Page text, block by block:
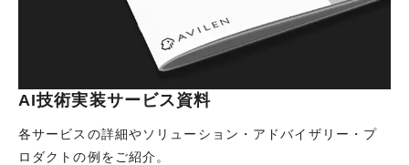
AI技術実装サービス資料
各サービスの詳細やソリューション・アドバイザリー・プ
ロダクトの例をご紹介。